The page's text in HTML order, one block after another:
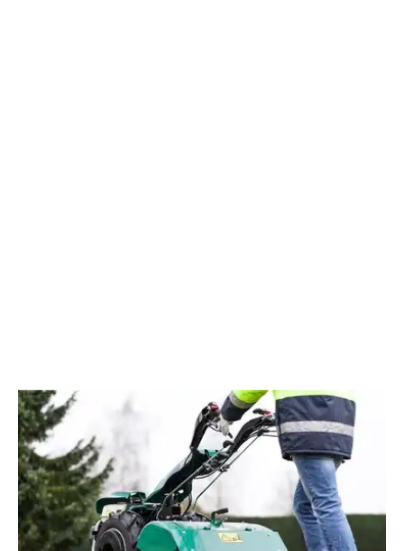
Location Matériel jardinage Motoculteur
Urgent cherche motoculteur
Location Motoculteur